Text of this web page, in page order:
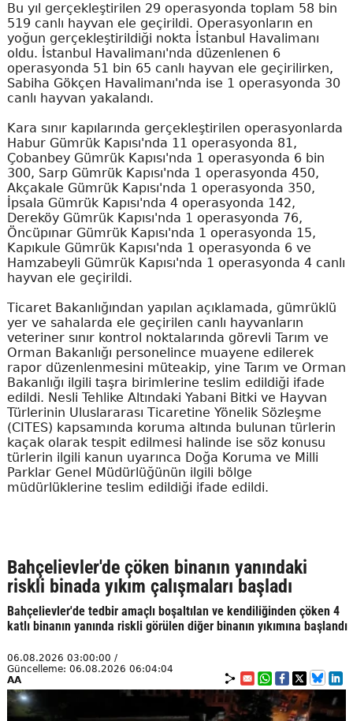
Bu yıl gerçekleştirilen 29 operasyonda toplam 58 bin
519 canlı hayvan ele geçirildi. Operasyonların en
yoğun gerçekleştirildiği nokta İstanbul Havalimanı
oldu. İstanbul Havalimanı'nda düzenlenen 6
operasyonda 51 bin 65 canlı hayvan ele geçirilirken,
Sabiha Gökçen Havalimanı'nda ise 1 operasyonda 30
canlı hayvan yakalandı.
Kara sınır kapılarında gerçekleştirilen operasyonlarda
Habur Gümrük Kapısı'nda 11 operasyonda 81,
Çobanbey Gümrük Kapısı'nda 1 operasyonda 6 bin
300, Sarp Gümrük Kapısı'nda 1 operasyonda 450,
Akçakale Gümrük Kapısı'nda 1 operasyonda 350,
İpsala Gümrük Kapısı'nda 4 operasyonda 142,
Dereköy Gümrük Kapısı'nda 1 operasyonda 76,
Öncüpınar Gümrük Kapısı'nda 1 operasyonda 15,
Kapıkule Gümrük Kapısı'nda 1 operasyonda 6 ve
Hamzabeyli Gümrük Kapısı'nda 1 operasyonda 4 canlı
hayvan ele geçirildi.
Ticaret Bakanlığından yapılan açıklamada, gümrüklü
yer ve sahalarda ele geçirilen canlı hayvanların
veteriner sınır kontrol noktalarında görevli Tarım ve
Orman Bakanlığı personelince muayene edilerek
rapor düzenlenmesini müteakip, yine Tarım ve Orman
Bakanlığı ilgili taşra birimlerine teslim edildiği ifade
edildi. Nesli Tehlike Altındaki Yabani Bitki ve Hayvan
Türlerinin Uluslararası Ticaretine Yönelik Sözleşme
(CITES) kapsamında koruma altında bulunan türlerin
kaçak olarak tespit edilmesi halinde ise söz konusu
türlerin ilgili kanun uyarınca Doğa Koruma ve Milli
Parklar Genel Müdürlüğünün ilgili bölge
müdürlüklerine teslim edildiği ifade edildi.
Bahçelievler'de çöken binanın yanındaki
riskli binada yıkım çalışmaları başladı
Bahçelievler'de tedbir amaçlı boşaltılan ve kendiliğinden çöken 4
katlı binanın yanında riskli görülen diğer binanın yıkımına başlandı
06.08.2026 03:00:00 /
Güncelleme: 06.08.2026 06:04:04
AA